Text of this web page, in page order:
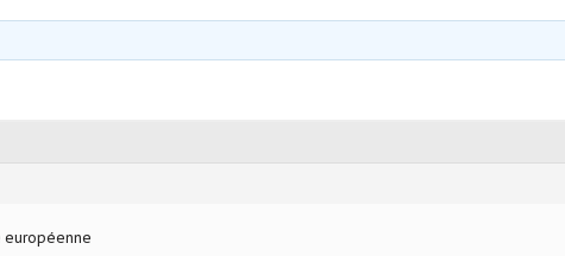
européenne